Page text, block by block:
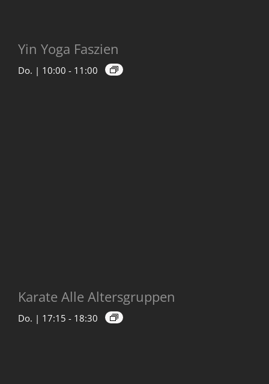
Yin Yoga Faszien
Do. | 10:00 - 11:00
Karate Alle Altersgruppen
Do. | 17:15 - 18:30